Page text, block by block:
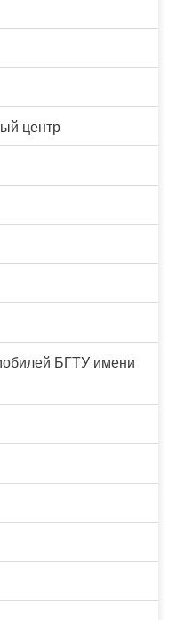
центр
БГТУ имени